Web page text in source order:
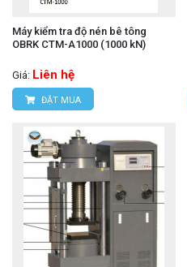
Máy kiểm tra độ nén bê tông
OBRK CTM-A1000 (1000 kN)
Giá: Liên hệ
ĐẶT MUA